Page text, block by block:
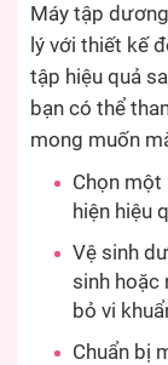
Máy tập
lý với thiết kế
tập hiệu quả
bạn có thể
mong muốn
Chọn
hiện hiệu
Vệ sinh
sinh hoặc
bỏ vi
Chuẩn bị